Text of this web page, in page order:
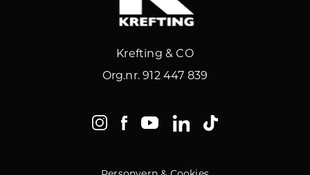
Krefting & CO
Org.nr. 912 447 839